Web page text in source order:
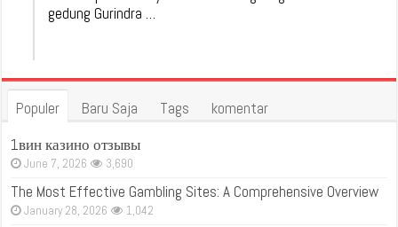
gedung Gurindra …
Populer Baru Saja Tags
komentar
1вин казино отзывы
June 7, 2026 3,690
The Most Effective Gambling Sites: A Comprehensive Overview
January 28, 2026 1,042